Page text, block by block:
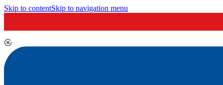
Skip to contentSkip to navigation menu